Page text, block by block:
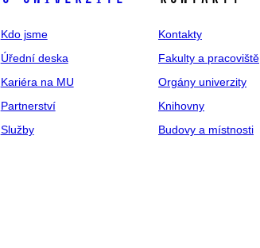
Kdo jsme
Úřední deska
Kariéra na MU
Partnerství
Služby
Kontakty
Fakulty a pracoviště
Orgány univerzity
Knihovny
Budovy a místnosti